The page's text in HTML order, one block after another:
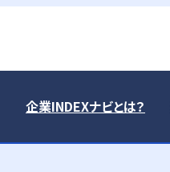
企業INDEXナビとは？